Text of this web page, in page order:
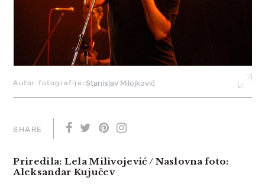
Stanislav Milojković
Autor fotografije:
SHARE
Priredila: Lela Milivojević / Naslovna foto:
Aleksandar Kujučev